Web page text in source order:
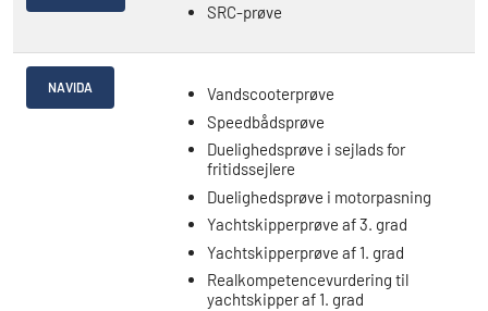
SRC-prøve
NAVIDA
Vandscooterprøve
Speedbådsprøve
Duelighedsprøve i sejlads for
fritidssejlere
Duelighedsprøve i motorpasning
Yachtskipperprøve af 3. grad
Yachtskipperprøve af 1. grad
Realkompetencevurdering til
yachtskipper af 1. grad